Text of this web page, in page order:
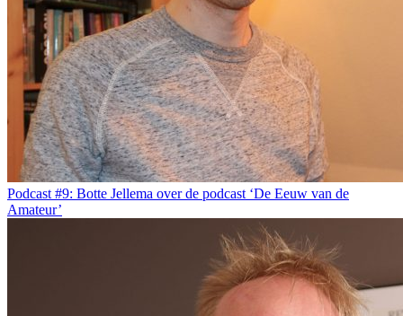
Podcast #9: Botte Jellema over de podcast ‘De Eeuw van de
Amateur’